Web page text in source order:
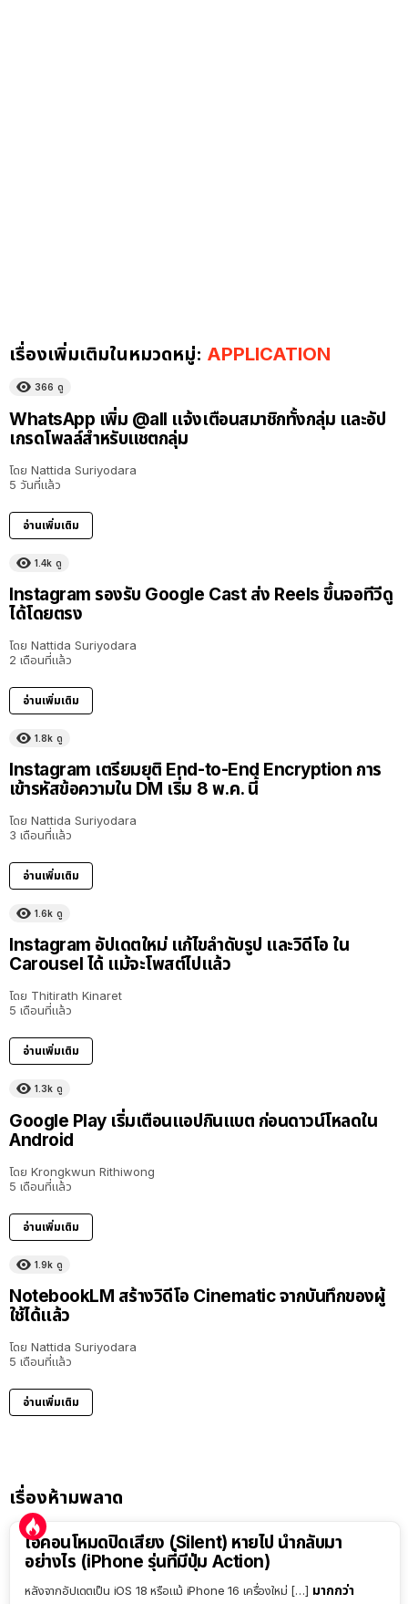
เรื่องเพิ่มเติมในหมวดหมู่: APPLICATION
366 ดู
WhatsApp เพิ่ม @all แจ้งเตือนสมาชิกทั้งกลุ่ม และอัป
เกรดโพลล์สำหรับแชตกลุ่ม
โดย Nattida Suriyodara
5 วันที่แล้ว
อ่านเพิ่มเติม
1.4k ดู
Instagram รองรับ Google Cast ส่ง Reels ขึ้นจอทีวีดู
ได้โดยตรง
โดย Nattida Suriyodara
2 เดือนที่แล้ว
อ่านเพิ่มเติม
1.8k ดู
Instagram เตรียมยุติ End-to-End Encryption การ
เข้ารหัสข้อความใน DM เริ่ม 8 พ.ค. นี้
โดย Nattida Suriyodara
3 เดือนที่แล้ว
อ่านเพิ่มเติม
1.6k ดู
Instagram อัปเดตใหม่ แก้ไขลำดับรูป และวิดีโอ ใน
Carousel ได้ แม้จะโพสต์ไปแล้ว
โดย Thitirath Kinaret
5 เดือนที่แล้ว
อ่านเพิ่มเติม
1.3k ดู
Google Play เริ่มเตือนแอปกินแบต ก่อนดาวน์โหลดใน
Android
โดย Krongkwun Rithiwong
5 เดือนที่แล้ว
อ่านเพิ่มเติม
1.9k ดู
NotebookLM สร้างวิดีโอ Cinematic จากบันทึกของผู้
ใช้ได้แล้ว
โดย Nattida Suriyodara
5 เดือนที่แล้ว
อ่านเพิ่มเติม
เรื่องห้ามพลาด
ไอคอนโหมดปิดเสียง (Silent) หายไป นำกลับมา
อย่างไร (iPhone รุ่นที่มีปุ่ม Action)
หลังจากอัปเดตเป็น iOS 18 หรือแม้ iPhone 16 เครื่องใหม่ […] มากกว่า